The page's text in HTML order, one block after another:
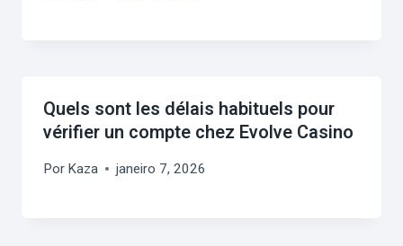
Quels sont les délais habituels pour
vérifier un compte chez Evolve Casino
Por Kaza janeiro 7, 2026